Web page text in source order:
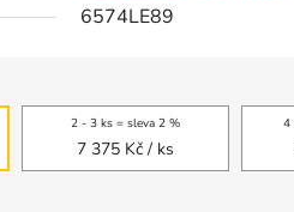
6574LE89
2 - 3 ks = sleva 2 %
7 375 Kč/ ks
4